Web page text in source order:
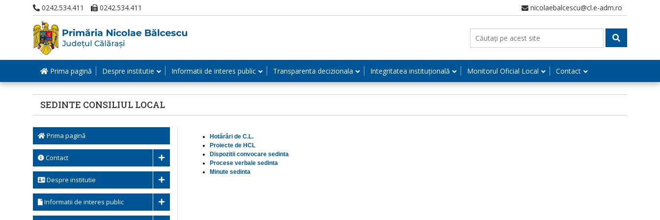
0242.534.411 0242.534.411 nicolaebalcescu@cl.e-adm.ro
Prima pagină Despre institutie Informatii de interes public Transparenta decizionala Integritatea instituțională Monitorul Oficial Local Contact
SEDINTE CONSILIUL LOCAL
Prima pagină
Contact
Despre institutie
Informatii de interes public
Hotărâri de C.L.
Proiecte de HCL
Dispozitii convocare sedinta
Procese verbale sedinta
Minute sedinta